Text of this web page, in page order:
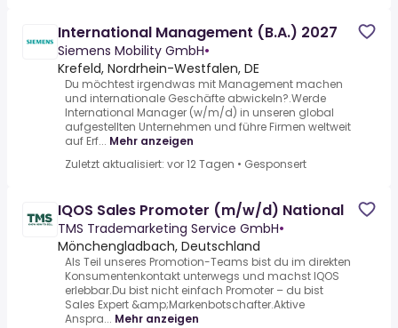
International Management (B.A.) 2027
Siemens Mobility GmbH•
Krefeld, Nordrhein-Westfalen, DE
Du möchtest irgendwas mit Management machen
und internationale Geschäfte abwickeln?.Werde
International Manager (w/m/d) in unseren global
aufgestellten Unternehmen und führe Firmen weltweit
auf Erf... Mehr anzeigen
Zuletzt aktualisiert: vor 12 Tagen • Gesponsert
IQOS Sales Promoter (m/w/d) National
TMS Trademarketing Service GmbH•
Mönchengladbach, Deutschland
Als Teil unseres Promotion-Teams bist du im direkten
Konsumentenkontakt unterwegs und machst IQOS
erlebbar.Du bist nicht einfach Promoter – du bist
Sales Expert &amp;Markenbotschafter.Aktive
Anspra... Mehr anzeigen